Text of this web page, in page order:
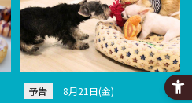
予告 8月21日(金)